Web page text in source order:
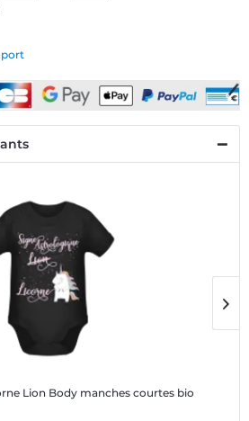
port
Lion Body manches courtes bio